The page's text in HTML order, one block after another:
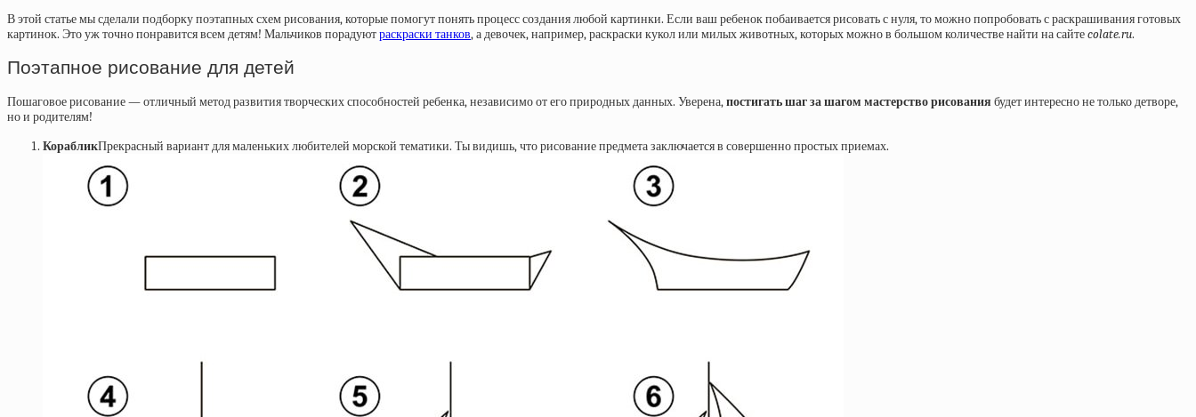
В этой статье мы сделали подборку поэтапных схем рисования, которые помогут понять процесс создания любой картинки. Если ваш ребенок побаивается рисовать с нуля, то можно попробовать с раскрашивания готовых
картинок. Это уж точно понравится всем детям! Мальчиков порадуютраскраски танков, а девочек, например, раскраски кукол или милых животных, которых можно в большом количестве найти на сайтеcolate.ru.
Поэтапное рисование для детей
Пошаговое рисование — отличный метод развития творческих способностей ребенка, независимо от его природных данных. Уверена,постигать шаг за шагом мастерство рисования будет интересно не только детворе,
но и родителям!
КорабликПрекрасный вариант для маленьких любителей морской тематики. Ты видишь, что рисование предмета заключается в совершенно простых приемах.